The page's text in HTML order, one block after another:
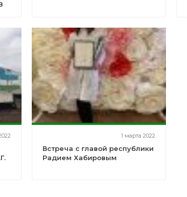
1 марта 2022
Встреча с главой республики
Радием Хабировым